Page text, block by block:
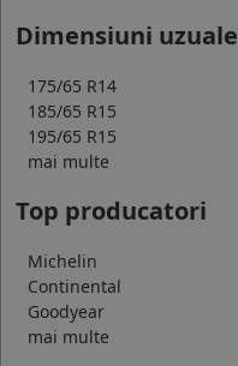
Dimensiuni uzuale
175/65 R14
185/65 R15
195/65 R15
mai multe
Top producatori
Michelin
Continental
Goodyear
mai multe